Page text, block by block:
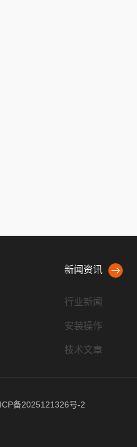
新闻资讯
行业新闻
安装操作
技术文章
备2025121326号-2